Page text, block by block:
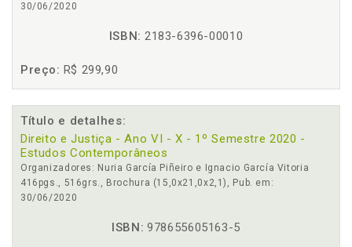
30/06/2020
ISBN: 2183-6396-00010
Preço: R$ 299,90
Título e detalhes:
Direito e Justiça - Ano VI - X - 1º Semestre 2020 -
Estudos Contemporâneos
Organizadores: Nuria García Piñeiro e Ignacio García Vitoria
416pgs., 516grs., Brochura (15,0x21,0x2,1), Pub. em:
30/06/2020
ISBN: 978655605163-5